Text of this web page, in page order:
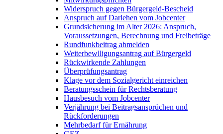
Widerspruch gegen Bürgergeld-Bescheid
Anspruch auf Darlehen vom Jobcenter
Grundsicherung im Alter 2026: Anspruch,
Voraussetzungen, Berechnung und Freibeträge
Rundfunkbeitrag abmelden
Weiterbewlligungsantrag auf Bürgergeld
Rückwirkende Zahlungen
Überprüfungsantrag
Klage vor dem Sozialgericht einreichen
Beratungsschein für Rechtsberatung
Hausbesuch vom Jobcenter
Verjährung bei Beitragsansprüchen und
Rückforderungen
Mehrbedarf für Ernährung